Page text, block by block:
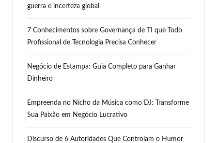
guerra e incerteza global
7 Conhecimentos sobre Governança de TI que Todo
Profissional de Tecnologia Precisa Conhecer
Negócio de Estampa: Guia Completo para Ganhar
Dinheiro
Empreenda no Nicho da Música como DJ: Transforme
Sua Paixão em Negócio Lucrativo
Discurso de 6 Autoridades Que Controlam o Humor